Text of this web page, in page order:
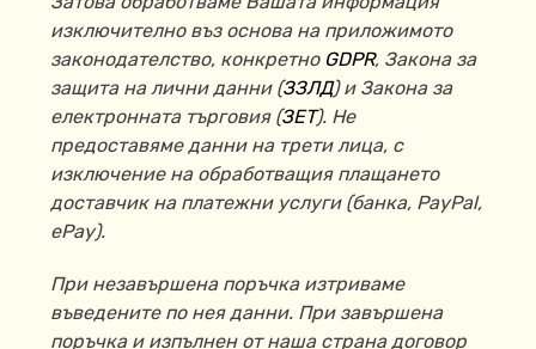
изключително въз основа на приложимото
законодателство, конкретно GDPR, Закона за
защита на лични данни (ЗЗЛД) и Закона за
електронната търговия (ЗЕТ). Не
предоставяме данни на трети лица, с
изключение наобработващия плащането
доставчик на платежни услуги (банка, PayPal,
ePay).
При незавършена поръчка изтриваме
въведените по нея данни. При завършена
поръчка и изпълнен от наша страна договор